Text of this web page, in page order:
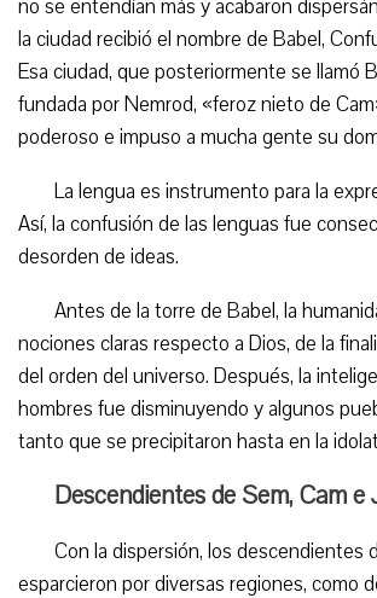
no se entendían más y acabaron
la ciudad recibió el nombre de Babel,
Esa ciudad, que posteriormente se llamó
fundada por Nemrod, «feroz nieto de
poderoso e impuso a mucha gente su
La lengua es instrumento para la
Así, la confusión de las lenguas fue
desorden de ideas.
Antes de la torre de Babel, la
nociones claras respecto a Dios, de la
del orden del universo. Después, la
hombres fue disminuyendo y algunos
tanto que se precipitaron hasta en la
Descendientes de Sem, Cam e
Con la dispersión, los descendientes
esparcieron por diversas regiones, como